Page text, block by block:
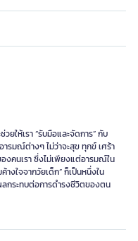
ยให้เรา “รับมือและจัดการ” กับ
รมณ์ต่างๆ ไม่ว่าจะสุข ทุกข์ เศร้า
คนเรา ซึ่งไม่เพียงแต่อารมณ์ใน
ใจจากวัยเด็ก” ก็เป็นหนึ่งใน
กระทบต่อการดำรงชีวิตของตน